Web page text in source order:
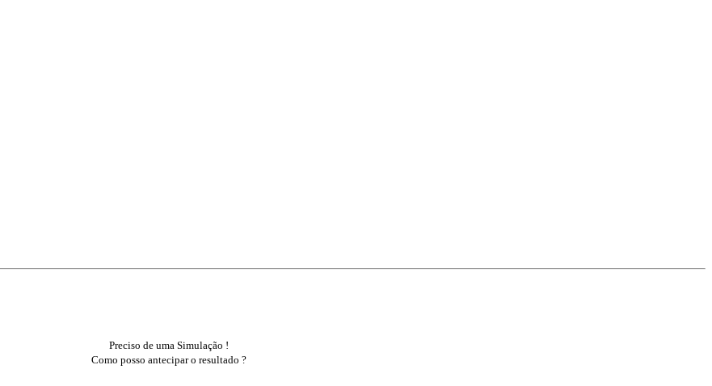
Preciso de uma Simulação !
Como posso antecipar o resultado ?